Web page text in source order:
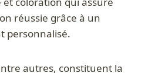
réussie grâce à un
personnalisé.
autres, constituent la